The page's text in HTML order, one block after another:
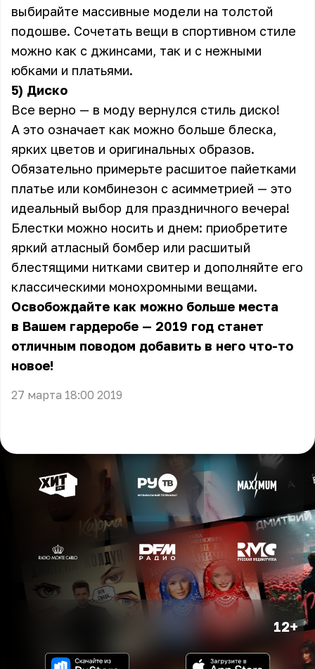
выбирайте массивные модели на толстой
подошве. Сочетать вещи в спортивном стиле
можно как с джинсами, так и с нежными
юбками и платьями.
5) Диско
Все верно — в моду вернулся стиль диско!
А это означает как можно больше блеска,
ярких цветов и оригинальных образов.
Обязательно примерьте расшитое пайетками
платье или комбинезон с асимметрией — это
идеальный выбор для праздничного вечера!
Блестки можно носить и днем: приобретите
яркий атласный бомбер или расшитый
блестящими нитками свитер и дополняйте его
классическими монохромными вещами.
Освобождайте как можно больше места
в Вашем гардеробе — 2019 год станет
отличным поводом добавить в него что-то
новое!
27 марта 18:00 2019
12+